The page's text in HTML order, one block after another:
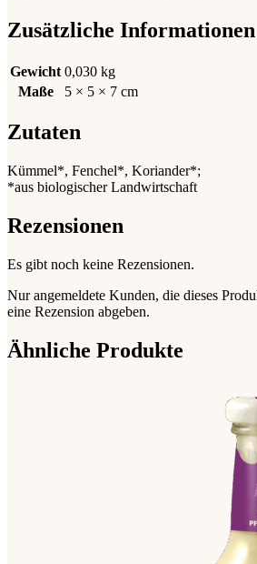
Zusätzliche Informationen
Gewicht 0,030 kg
Maße
5 × 5 × 7 cm
Zutaten
Kümmel*, Fenchel*, Koriander*;
*aus biologischer Landwirtschaft
Rezensionen
Es gibt noch keine Rezensionen.
Nur angemeldete Kunden, die dieses
eine Rezension abgeben.
Ähnliche Produkte